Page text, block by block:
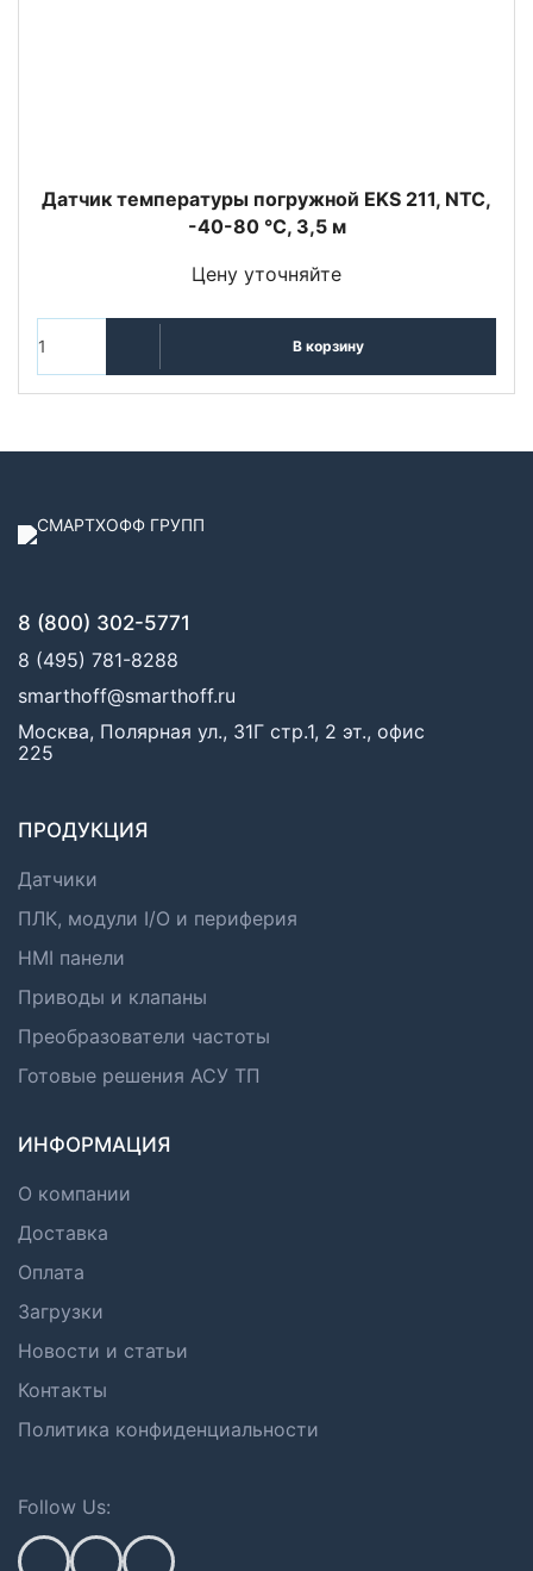
Датчик температуры погружной EKS 211, NTC,
-40-80 °C, 3,5 м
Цену уточняйте
В корзину
8 (800) 302-5771
8 (495) 781-8288
smarthoff@smarthoff.ru
Москва, Полярная ул., 31Г стр.1, 2 эт., офис
225
ПРОДУКЦИЯ
Датчики
ПЛК, модули I/O и периферия
HMI панели
Приводы и клапаны
Преобразователи частоты
Готовые решения АСУ ТП
ИНФОРМАЦИЯ
О компании
Доставка
Оплата
Загрузки
Новости и статьи
Контакты
Политика конфиденциальности
Follow Us: